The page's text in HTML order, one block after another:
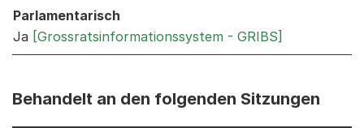
Parlamentarisch
Ja [Grossratsinformationssystem - GRIBS]
Behandelt an den folgenden Sitzungen